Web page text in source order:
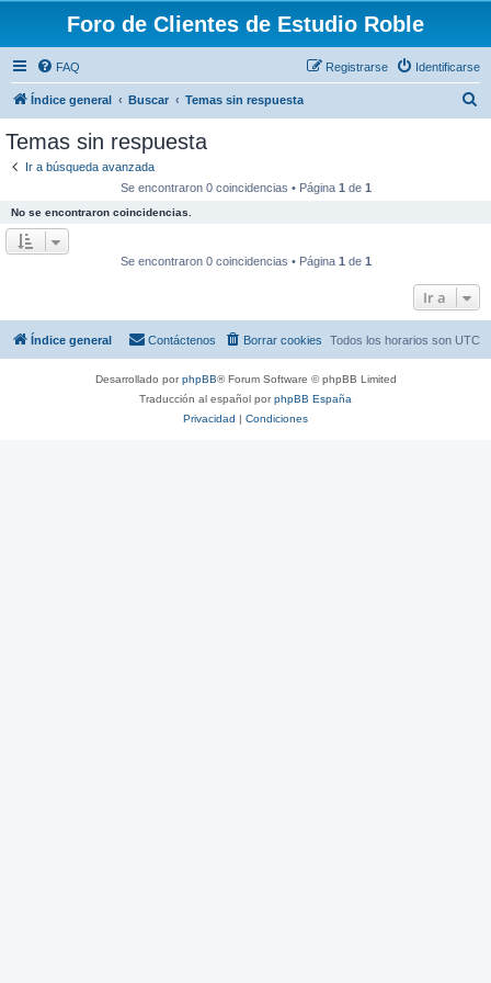
Foro de Clientes de Estudio Roble
FAQ Identificarse
Registrarse
Índice general Buscar Temas sin respuesta
Temas sin respuesta
Ir a búsqueda avanzada
Se encontraron 0 coincidencias • Página 1 de 1
No se encontraron coincidencias.
Se encontraron 0 coincidencias • Página 1 de 1
Ir a
Índice general Todos los horarios son UTC
Borrar cookies
Contáctenos
Desarrollado porphpBB® Forum Software © phpBB Limited
Traducción al español porphpBB España
Privacidad | Condiciones